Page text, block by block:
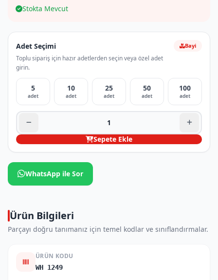
Stokta Mevcut
Adet Seçimi
Toplu sipariş için hazır adetlerden seçin veya özel adet
girin.
Bayi
5
adet
10
adet
25
adet
50
adet
100
adet
Sepete Ekle
WhatsApp ile Sor
Ürün Bilgileri
Parçayı doğru tanımanız için temel kodlar ve sınıflandırmalar.
ÜRÜN KODU
WH 1249